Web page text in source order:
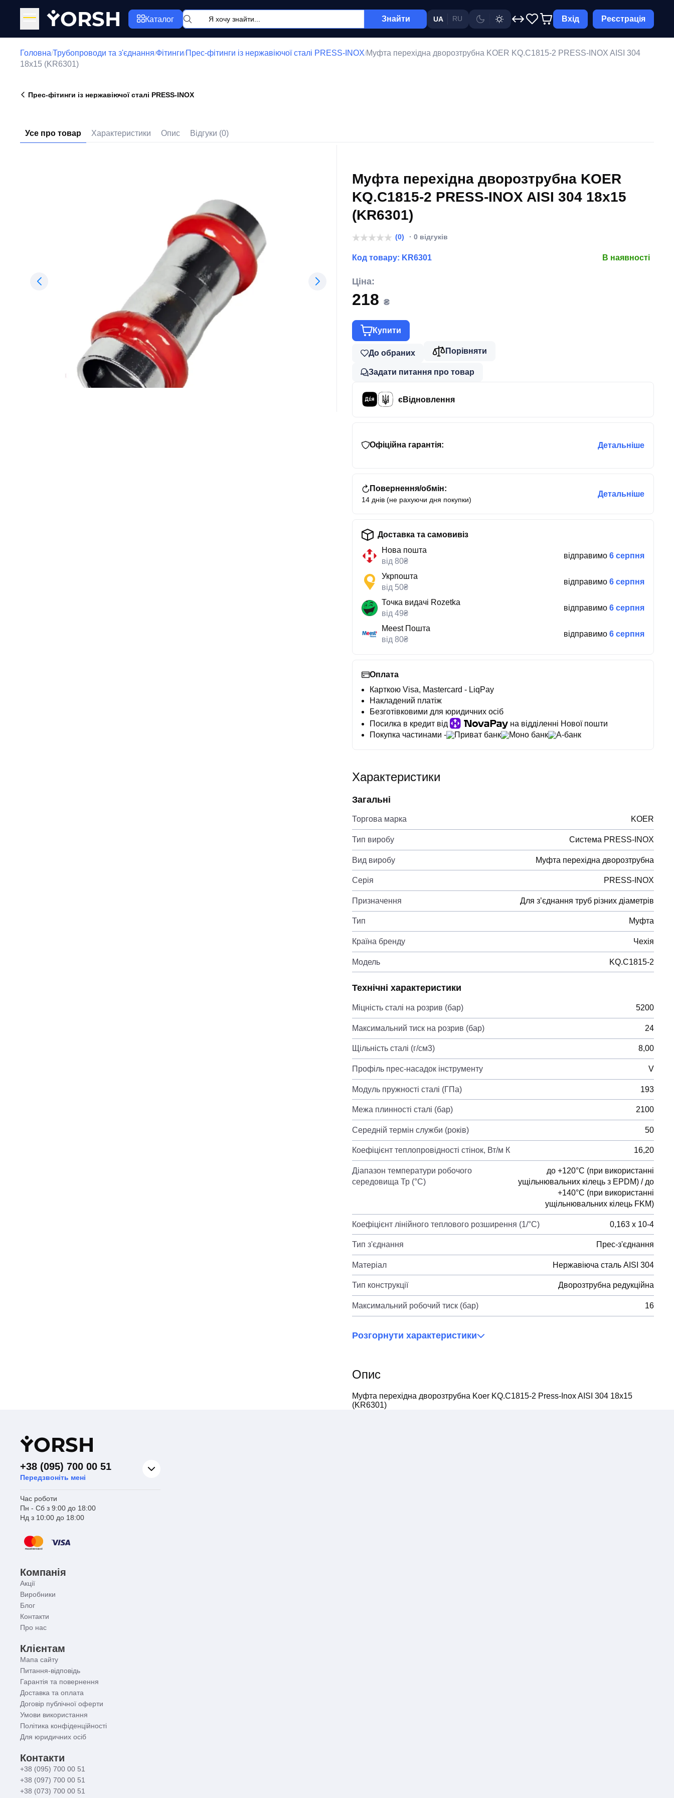
YORSH Каталог Знайти UA RU Вхід Реєстрація
Головна/Трубопроводи та з'єднання/Фітинги/Прес-фітинги із нержавіючої сталі PRESS-INOX/Муфта перехідна дворозтрубна KOER KQ.C1815-2 PRESS-INOX AISI 304
18x15 (KR6301)
Прес-фітинги із нержавіючої сталі PRESS-INOX
Усе про товар Характеристики Опис Відгуки (0)
Муфта перехідна дворозтрубна KOER
KQ.C1815-2 PRESS-INOX AISI 304 18x15
(KR6301)
(0) · 0 відгуків
Код товару: KR6301 В наявності
Ціна:
218 ₴
Купити
До обраних Порівняти
Задати питання про товар
єВідновлення
Офіційна гарантія: Детальніше
Повернення/обмін:
14 днів (не рахуючи дня покупки)
Детальніше
Доставка та самовивіз
Нова пошта
від 80₴
відправимо 6 серпня
Укрпошта
від 50₴
відправимо 6 серпня
Точка видачі Rozetka
від 49₴
відправимо 6 серпня
Meest Пошта
від 80₴
відправимо 6 серпня
Оплата
Карткою Visa, Mastercard - LiqPay
Накладений платіж
Безготівковими для юридичних осіб
Посилка в кредит від
на відділенні Нової пошти
Покупка частинами -
Приват банк Моно банк А-банк
Характеристики
Загальні
Торгова марка KOER
Тип виробу Система PRESS-INOX
Вид виробу Муфта перехідна дворозтрубна
Серія PRESS-INOX
Призначення Для з’єднання труб різних діаметрів
Тип Муфта
Країна бренду Чехія
Модель KQ.C1815-2
Технічні характеристики
Міцність сталі на розрив (бар) 5200
Максимальний тиск на розрив (бар) 24
Щільність сталі (г/см3) 8,00
Профіль прес-насадок інструменту V
Модуль пружності сталі (ГПа) 193
Межа плинності сталі (бар) 2100
Середній термін служби (років) 50
Коефіцієнт теплопровідності стінок, Вт/м К 16,20
Діапазон температури робочого
середовища Тр (°С)
до +120°C (при використанні
ущільнювальних кілець з EPDM) / до
+140°C (при використанні
ущільнювальних кілець FKM)
Коефіцієнт лінійного теплового розширення (1/°С) 0,163 х 10-4
Тип з'єднання Прес-з'єднання
Матеріал Нержавіюча сталь AISI 304
Тип конструкції Дворозтрубна редукційна
Максимальний робочий тиск (бар) 16
Розгорнути характеристики
Опис
Муфта перехідна дворозтрубна Koer KQ.C1815-2 Press-Inox AISI 304 18x15
(KR6301)
YORSH
+38 (095) 700 00 51
Передзвоніть мені
Час роботи
Пн - Сб з 9:00 до 18:00
Нд з 10:00 до 18:00
Компанія
Акції
Виробники
Блог
Контакти
Про нас
Клієнтам
Мапа сайту
Питання-відповідь
Гарантія та повернення
Доставка та оплата
Договір публічної оферти
Умови використання
Політика конфіденційності
Для юридичних осіб
Контакти
+38 (095) 700 00 51
+38 (097) 700 00 51
+38 (073) 700 00 51